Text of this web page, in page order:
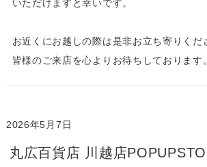
いただけますと幸いです。
お近くにお越しの際は是非お立ち寄りくだ
皆様のご来店を心よりお待ちしております。
2026年5月7日
丸広百貨店 川越店